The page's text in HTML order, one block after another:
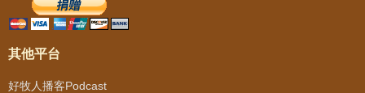
其他平台
好牧人播客Podcast